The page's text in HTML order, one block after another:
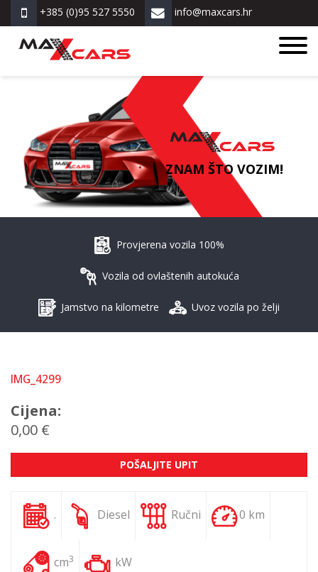
+385 (0)95 527 5550 info@maxcars.hr
ZNAM ŠTO VOZIM!
Provjerena vozila 100%
Vozila od ovlaštenih autokuća
Jamstvo na kilometre Uvoz vozila po želji
IMG_4299
Cijena:
0,00 €
POŠALJITE UPIT
. Diesel Ručni 0 km
cm3 kW